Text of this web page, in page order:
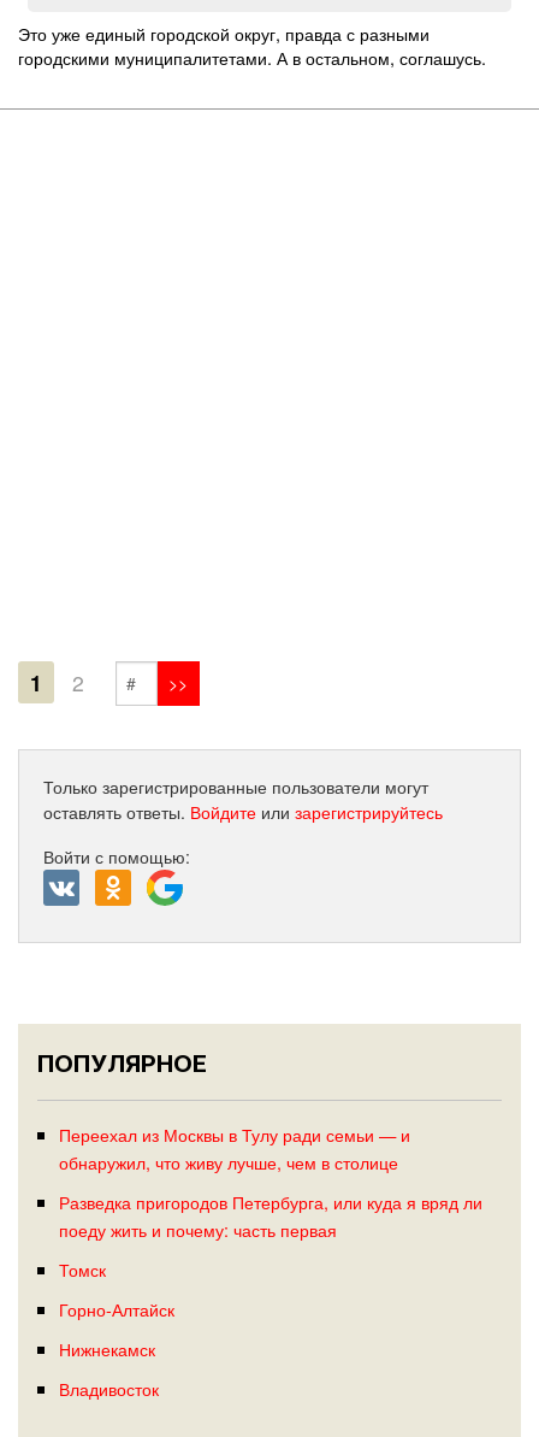
Это уже единый городской округ, правда с разными
городскими муниципалитетами. А в остальном, соглашусь.
1 2
Только зарегистрированные пользователи могут
оставлять ответы. Войдите или зарегистрируйтесь
Войти с помощью:
ПОПУЛЯРНОЕ
Переехал из Москвы в Тулу ради семьи — и
обнаружил, что живу лучше, чем в столице
Разведка пригородов Петербурга, или куда я вряд ли
поеду жить и почему: часть первая
Томск
Горно-Алтайск
Нижнекамск
Владивосток